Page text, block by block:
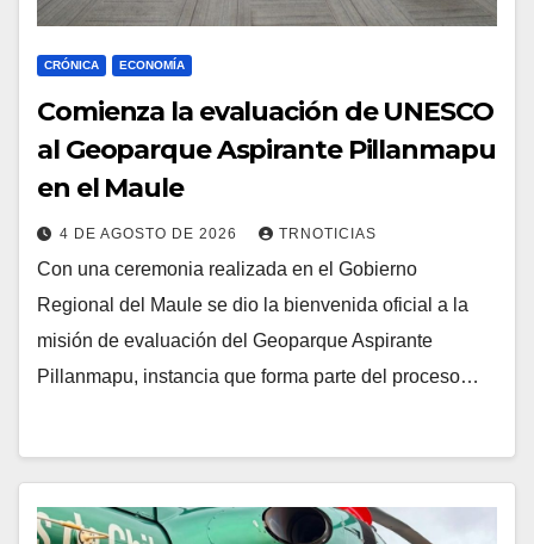
CRÓNICA ECONOMÍA
Comienza la evaluación de UNESCO
al Geoparque Aspirante Pillanmapu
en el Maule
4 DE AGOSTO DE 2026 TRNOTICIAS
Con una ceremonia realizada en el Gobierno
Regional del Maule se dio la bienvenida oficial a la
misión de evaluación del Geoparque Aspirante
Pillanmapu, instancia que forma parte del proceso…